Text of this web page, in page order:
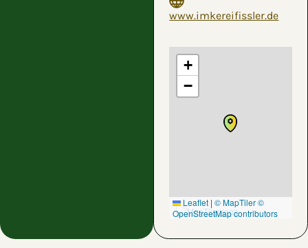
www.imkereifissler.de
+
−
Leaflet | © MapTiler©
OpenStreetMap contributors